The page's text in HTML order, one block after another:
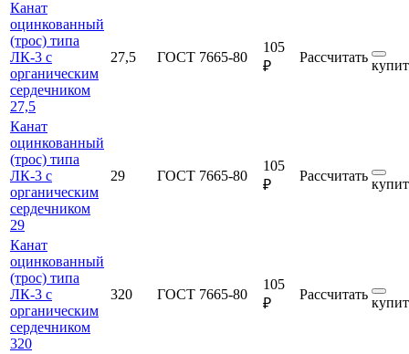
Канат
оцинкованный
(трос) типа
ЛК-3 с
органическим
сердечником
27,5
27,5 ГОСТ 7665-80
105
₽
Рассчитать
Канат
оцинкованный
(трос) типа
ЛК-3 с
органическим
сердечником
29
29 ГОСТ 7665-80
105
₽
Рассчитать
Канат
оцинкованный
(трос) типа
ЛК-3 с
органическим
сердечником
320
320 ГОСТ 7665-80
105
₽
Рассчитать